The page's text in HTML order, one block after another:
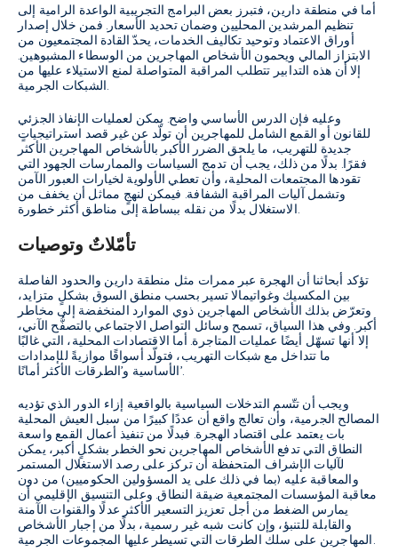
أما في منطقة دارين، فتبرز بعض البرامج التجريبية الواعدة الرامية إلى
تنظيم المرشدين المحليين وضمان تحديد الأسعار. فمن خلال إصدار
أوراق الاعتماد وتوحيد تكاليف الخدمات، يحدّ القادة المجتمعيون من
الابتزاز المالي ويحمون الأشخاص المهاجرين من الوسطاء المشبوهين.
إلا أن هذه التدابير تتطلب المراقبة المتواصلة لمنع الاستيلاء عليها من
الشبكات الجرمية.
وعليه فإن الدرس الأساسي واضح. يمكن لعمليات الإنفاذ الجزئي
للقانون أو القمع الشامل للمهاجرين أن تولّد عن غير قصد استراتيجياتٍ
جديدة للتهريب، ما يلحق الضرر الأكبر بالأشخاص المهاجرين الأكثر
فقرًا. بدلًا من ذلك، يجب أن تدمج السياسات والممارسات الجهود التي
تقودها المجتمعات المحلية، وأن تعطي الأولوية لخيارات العبور الآمن
وتشمل آليات المراقبة الشفافة. فيمكن لنهجٍ مماثل أن يخفف من
الاستغلال بدلًا من نقله ببساطة إلى مناطق أكثر خطورة.
تأمّلاتٌ وتوصيات
تؤكد أبحاثنا أن الهجرة عبر ممرات مثل منطقة دارين والحدود الفاصلة
بين المكسيك وغواتيمالا تسير بحسب منطق السوق بشكلٍ متزايد،
وتعرّض بذلك الأشخاص المهاجرين ذوي الموارد المنخفضة إلى مخاطر
أكبر. وفي هذا السياق، تسمح وسائل التواصل الاجتماعي بالتصفُّح الآني،
إلا أنها تسهّل أيضًا عمليات المتاجرة. أما الاقتصادات المحلية، التي غالبًا
ما تتداخل مع شبكات التهريب، فتولّد أسواقًا موازيةً للإمدادات
الأساسية و’الطرقات الأكثر أمانًا’.
ويجب أن تتّسم التدخلات السياسية بالواقعية إزاء الدور الذي تؤديه
المصالح الجرمية، وأن تعالج واقع أن عددًا كبيرًا من سبل العيش المحلية
بات يعتمد على اقتصاد الهجرة. فبدلًا من تنفيذ أعمال القمع واسعة
النطاق التي تدفع الأشخاص المهاجرين نحو الخطر بشكلٍ أكبر، يمكن
لآليات الإشراف المتحفظة أن تركز على رصد الاستغلال المستمر
والمعاقبة عليه (بما في ذلك على يد المسؤولين الحكوميين) من دون
معاقبة المؤسسات المجتمعية ضيقة النطاق. وعلى التنسيق الإقليمي أن
يمارس الضغط من أجل تعزيز التسعير الأكثر عدلًا والقنوات الآمنة
والقابلة للتنبؤ، وإن كانت شبه غير رسمية، بدلًا من إجبار الأشخاص
المهاجرين على سلك الطرقات التي تسيطر عليها المجموعات الجرمية.